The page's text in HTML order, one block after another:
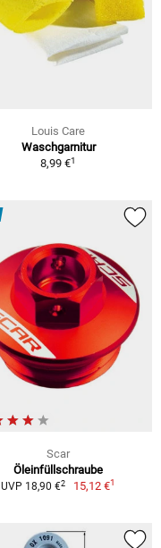
Louis Care
Waschgarnitur
8,99 €1
Scar
Öleinfüllschraube
UVP 18,90 €2 15,12 €1